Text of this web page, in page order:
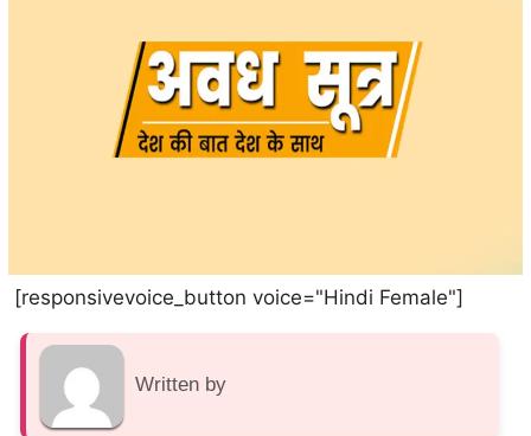
[responsivevoice_button voice="Hindi Female"]
Written by